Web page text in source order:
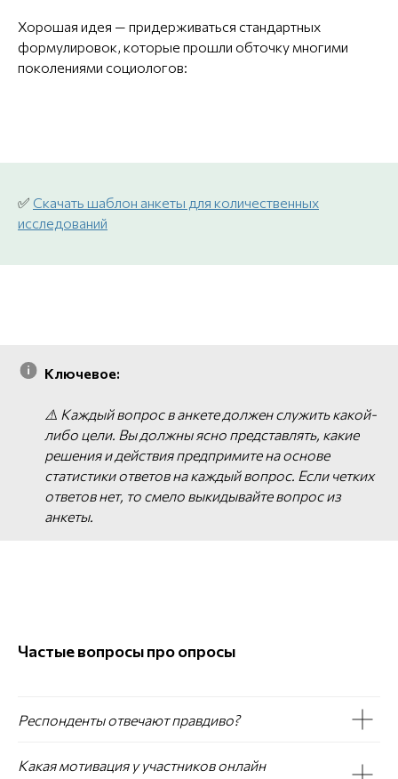
Хорошая идея — придерживаться стандартных
формулировок, которые прошли обточку многими
поколениями социологов:
✅ Скачать шаблон анкеты для количественных
исследований
Ключевое:
⚠️ Каждый вопрос в анкете должен служить какой-
либо цели. Вы должны ясно представлять, какие
решения и действия предпримите на основе
статистики ответов на каждый вопрос. Если четких
ответов нет, то смело выкидывайте вопрос из
анкеты.
Частые вопросы про опросы
Респонденты отвечают правдиво?
Какая мотивация у участников онлайн